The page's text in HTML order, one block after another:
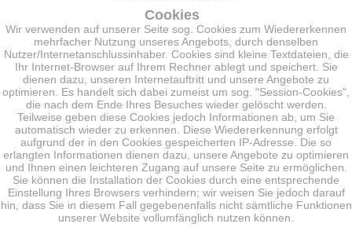
Cookies
Wir verwenden auf unserer Seite sog. Cookies zum Wiedererkennen
mehrfacher Nutzung unseres Angebots, durch denselben
Nutzer/Internetanschlussinhaber. Cookies sind kleine Textdateien, die
Ihr Internet-Browser auf Ihrem Rechner ablegt und speichert. Sie
dienen dazu, unseren Internetauftritt und unsere Angebote zu
optimieren. Es handelt sich dabei zumeist um sog. "Session-Cookies",
die nach dem Ende Ihres Besuches wieder gelöscht werden.
Teilweise geben diese Cookies jedoch Informationen ab, um Sie
automatisch wieder zu erkennen. Diese Wiedererkennung erfolgt
aufgrund der in den Cookies gespeicherten IP-Adresse. Die so
erlangten Informationen dienen dazu, unsere Angebote zu optimieren
und Ihnen einen leichteren Zugang auf unsere Seite zu ermöglichen.
Sie können die Installation der Cookies durch eine entsprechende
Einstellung Ihres Browsers verhindern; wir weisen Sie jedoch darauf
hin, dass Sie in diesem Fall gegebenenfalls nicht sämtliche Funktionen
unserer Website vollumfänglich nutzen können.